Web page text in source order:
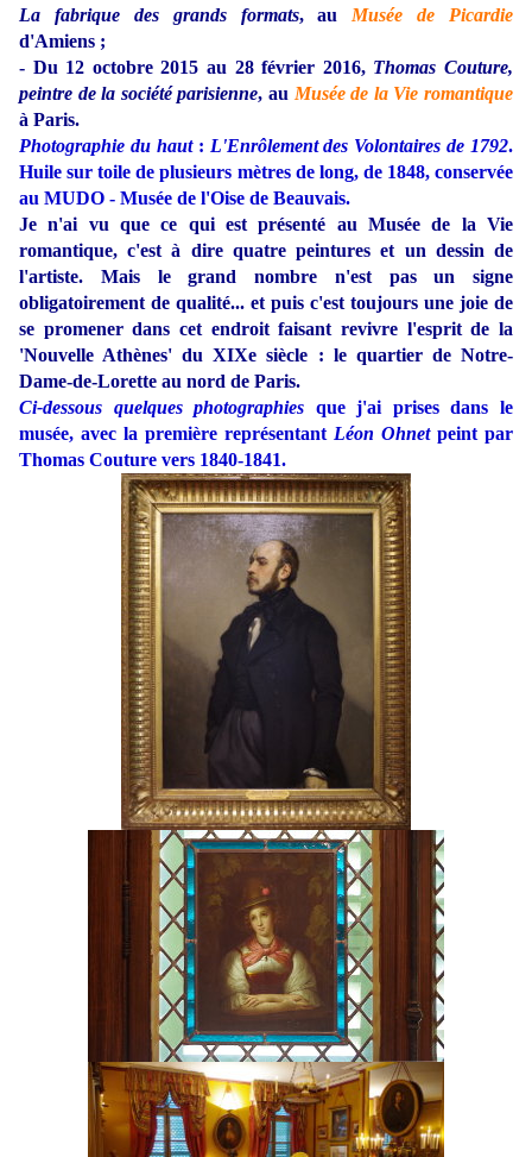
La fabrique des grands formats, au Musée de Picardie
d'Amiens ;
- Du 12 octobre 2015 au 28 février 2016, Thomas Couture,
peintre de la société parisienne, au Musée de la Vie romantique
à Paris.
Photographie du haut : L'Enrôlement des Volontaires de 1792.
Huile sur toile de plusieurs mètres de long, de 1848, conservée
au MUDO - Musée de l'Oise de Beauvais.
Je n'ai vu que ce qui est présenté au Musée de la Vie
romantique, c'est à dire quatre peintures et un dessin de
l'artiste. Mais le grand nombre n'est pas un signe
obligatoirement de qualité... et puis c'est toujours une joie de
se promener dans cet endroit faisant revivre l'esprit de la
'Nouvelle Athènes' du XIXe siècle : le quartier de Notre-
Dame-de-Lorette au nord de Paris.
Ci-dessous quelques photographies que j'ai prises dans le
musée, avec la première représentant Léon Ohnetpeint par
Thomas Couture vers 1840-1841.